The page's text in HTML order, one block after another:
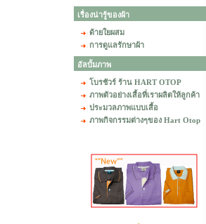
เรื่องน่ารู้ของผ้า
ด้ายใยผสม
การดูแลรักษาผ้า
อัลบั้มภาพ
โบรชัวร์ ร้าน HART OTOP
ภาพตัวอย่างเสื้อที่เราผลิตให้ลูกค้า
ประมวลภาพแบบเสื้อ
ภาพกิจกรรมต่างๆของ Hart Otop